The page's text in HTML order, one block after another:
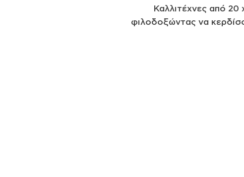
Καλλιτέχνες από
φιλοδοξώντας να